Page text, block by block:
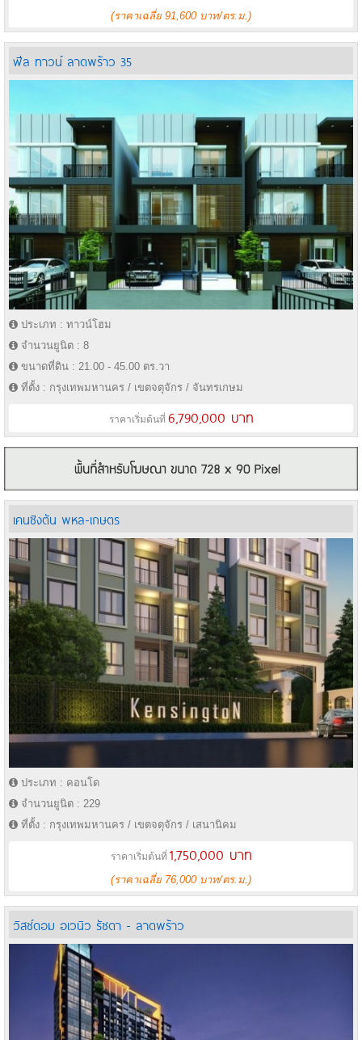
(ราคาเฉลี่ย 91,600 บาท/ตร.ม.)
ฟีล ทาวน์ ลาดพร้าว 35
ประเภท : ทาวน์โฮม
จำนวนยูนิต : 8
ขนาดที่ดิน : 21.00 - 45.00 ตร.วา
ที่ตั้ง : กรุงเทพมหานคร / เขตจตุจักร / จันทรเกษม
ราคาเริ่มต้นที่ 6,790,000 บาท
เคนซิงตัน พหล-เกษตร
ประเภท : คอนโด
จำนวนยูนิต : 229
ที่ตั้ง : กรุงเทพมหานคร / เขตจตุจักร / เสนานิคม
ราคาเริ่มต้นที่ 1,750,000 บาท
(ราคาเฉลี่ย 76,000 บาท/ตร.ม.)
วิสซ์ดอม อเวนิว รัชดา - ลาดพร้าว